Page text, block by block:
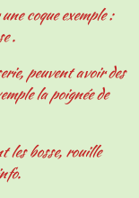
coque exemple :
.
peuvent avoir des
la poignée de
les bosse, rouille